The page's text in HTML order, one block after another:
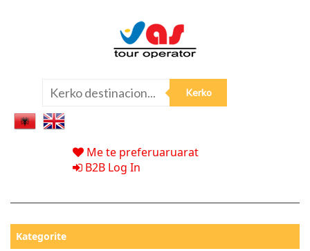
Me te preferuaruarat
B2B Log In
Kategorite